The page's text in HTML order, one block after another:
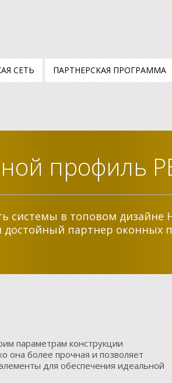
СЕТЬ ПАРТНЕРСКАЯ ПРОГРАММА
профиль
системы в топовом дизайне
достойный партнер оконных
параметрам конструкции
она более прочная и позволяет
для обеспечения идеальной